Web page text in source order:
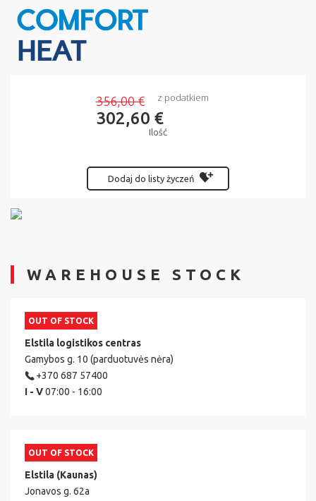
356,00 €
302,60 €
z podatkiem
Ilość
Dodaj do listy życzeń
WAREHOUSE STOCK
OUT OF STOCK
Elstila logistikos centras
Gamybos g. 10 (parduotuvės nėra)
+370 687 57400
I - V07:00 - 16:00
OUT OF STOCK
Elstila (Kaunas)
Jonavos g. 62a